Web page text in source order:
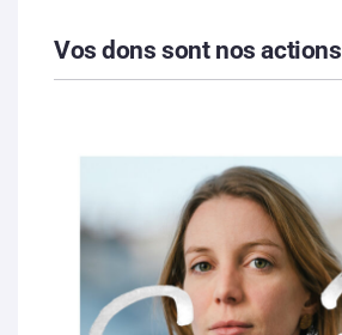
Vos dons sont nos actions